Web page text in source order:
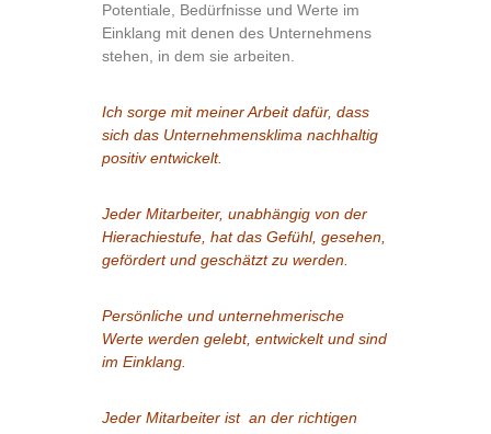
Potentiale, Bedürfnisse und Werte im
Einklang mit denen des Unternehmens
stehen, in dem sie arbeiten.
Ich sorge mit meiner Arbeit dafür, dass
sich das Unternehmensklima nachhaltig
positiv entwickelt.
Jeder Mitarbeiter, unabhängig von der
Hierachiestufe,hatdas Gefühl, gesehen,
gefördert und geschätzt zu werden.
Persönliche und unternehmerische
Wertewerden gelebt, entwickelt und sind
im Einklang.
Jeder Mitarbeiter ist an der richtigen